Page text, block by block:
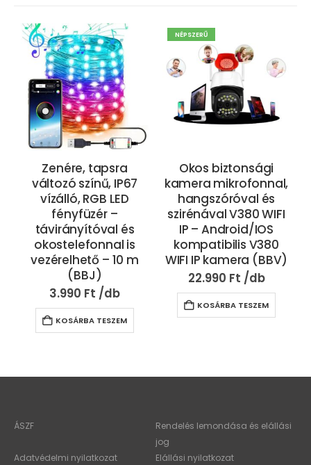
Zenére, tapsra
változó színű, IP67
vízálló, RGB LED
fényfüzér –
távirányítóval és
okostelefonnal is
vezérelhető – 10 m
(BBJ)
3.990 Ft
KOSÁRBA TESZEM
NÉPSZERŰ
Okos biztonsági
kamera mikrofonnal,
hangszóróval és
szirénával V380 WIFI
IP – Android/IOS
kompatibilis V380
WIFI IP kamera (BBV)
22.990 Ft
KOSÁRBA TESZEM
ÁSZF
Rendelés lemondása és elállási
jog
Adatvédelmi nyilatkozat
Elállási nyilatkozat